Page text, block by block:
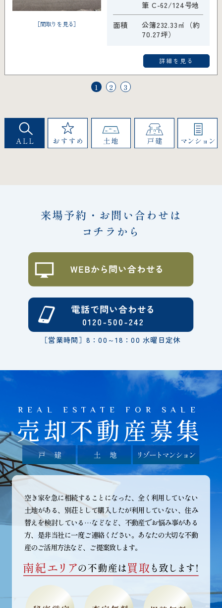
［間取りを見る］
筆 C-62/124号地
面積
公簿232.33㎡（約
70.27坪）
詳細を見る
1 2 3
来場予約・お問い合わせは
コチラから
［営業時間］8：00～18：00 水曜日定休
REAL ESTATE FOR SALE
売却不動産募集
空き家を急に相続することになった、全く利用していない
土地がある、別荘として購入したが利用していない、住み
替えを検討している…などなど、不動産でお悩み事がある
方、是非当社に一度ご連絡ください。あなたの大切な不動
産のご活用方法など、ご提案致します。